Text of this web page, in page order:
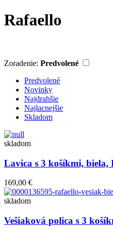
Rafaello
Zoradenie: Predvolené
Predvolené
Novinky
Najdrahšie
Najlacnejšie
Skladom
skladom
Lavica s 3 košíkmi,
169,00 €
skladom
Vešiaková polica s 3